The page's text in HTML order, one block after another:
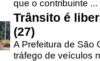
que o contribuinte ...
Trânsito é
(27)
A Prefeitura de São
tráfego de veículos